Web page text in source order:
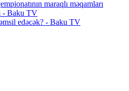
maraqlı məqamları
- Baku TV
edəcək? - Baku TV